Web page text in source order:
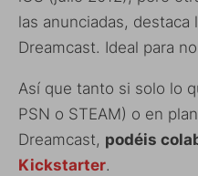
las anunciadas, destaca
Dreamcast. Ideal para
Así que tanto si solo lo
PSN o STEAM) o en
Dreamcast, podéis
Kickstarter.